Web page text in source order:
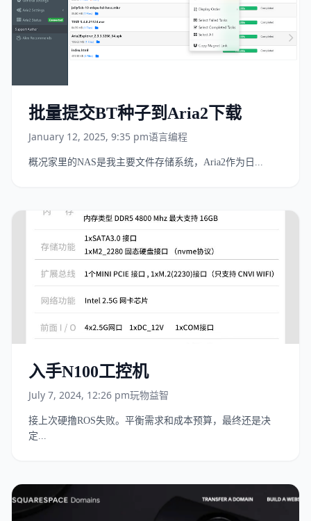
批量提交BT种子到Aria2下载
January 12, 2025, 9:35 pm语言编程
概况家里的NAS是我主要文件存储系统，Aria2作为日...
入手N100工控机
July 7, 2024, 12:26 pm玩物益智
接上次硬撸ROS失败。平衡需求和成本预算，最终还是决
定...